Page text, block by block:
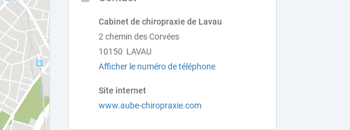
Cabinet de chiropraxie de Lavau
2 chemin des Corvées
10150 LAVAU
Afficher le numéro de téléphone
Site internet
www.aube-chiropraxie.com